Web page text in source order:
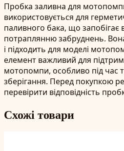
Пробка заливна для
використовується для
паливного бака, що запобігає
потраплянню забруднень.
і підходить для моделі
елемент важливий для
мотопомпи, особливо під час
зберігання. Перед покупкою
перевірити відповідність
Схожі товари